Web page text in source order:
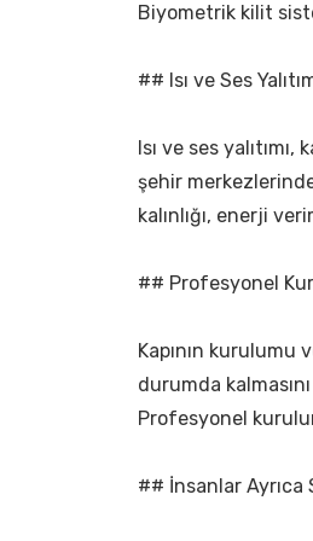
Biyometrik kilit
## Isı ve Ses
Isı ve ses
şehir
kalınlığı, enerji
## Profesyonel
Kapının kurulumu
durumda
Profesyonel
## İnsanlar Ayrıca